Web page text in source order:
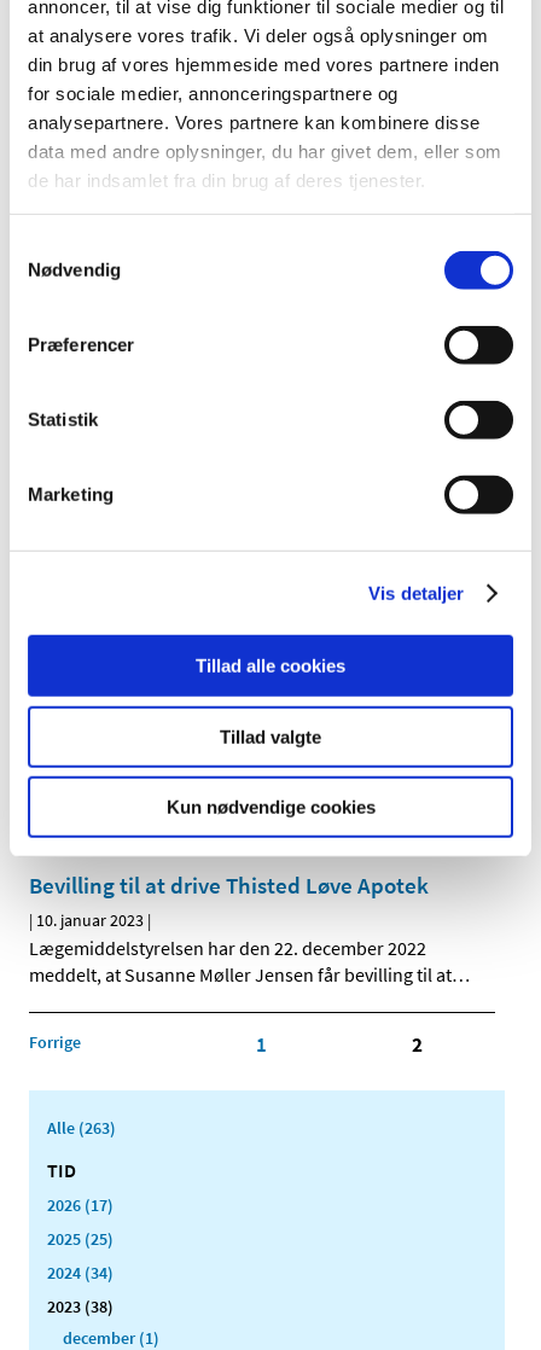
annoncer, til at vise dig funktioner til sociale medier og til
at analysere vores trafik. Vi deler også oplysninger om
din brug af vores hjemmeside med vores partnere inden
for sociale medier, annonceringspartnere og
analysepartnere. Vores partnere kan kombinere disse
data med andre oplysninger, du har givet dem, eller som
de har indsamlet fra din brug af deres tjenester.
Nødvendig
Præferencer
Statistik
Marketing
Vis detaljer
Tillad alle cookies
Tillad valgte
Kun nødvendige cookies
Bevillingen til at drive Roslev Apotek er ledig snarest
muligt. Bevillingen er opslået ledig efter Lov om
Lægemiddelstyrelsen søger apoteksbestyrere
|8. februar 2023|
Lægemiddelstyrelsen søger farmaceuter, som er
interesseret i at prøve udfordringen som apoteksbestyre
Bevilling til at drive Hvidovre Apotek
Lægemiddelstyrelsen har den 18. januar 2023 meddelt, at
Mia Bendix Andersen får bevilling til at drive Hvidovre…
Ledig bevilling til Ringsted Apotek
Bevillingen til at drive Ringsted Apotek er ledig pr. 1. juni
Ledig bevilling til Amagerbro Apotek
Bevillingen til at drive Amagerbro Apotek er ledig pr. 1. juli
2023. Bevillingen er opslået ledig efter lov om
Bevilling til at drive Ordrup Apotek
|10. januar 2023|
Lægemiddelstyrelsen har den 4. januar 2023 meddelt, at
Anders Nicolai Nielsen får bevilling til at drive Ordrup
Bevilling til at drive Thisted Løve Apotek
| 10. januar 2023 |
Lægemiddelstyrelsen har den 22. december 2022
meddelt, at Susanne Møller Jensen får bevilling til at…
Forrige 1 2
Alle (263)
TID
2026 (17)
2025 (25)
2024 (34)
2023 (38)
december (1)